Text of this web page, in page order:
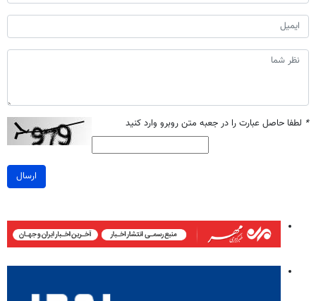
* لطفا حاصل عبارت را در جعبه متن روبرو وارد کنید
ارسال